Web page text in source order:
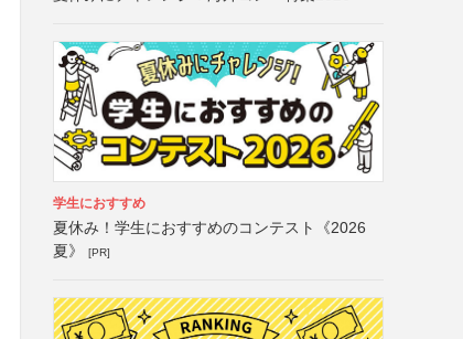
学生におすすめ
夏休み！学生におすすめのコンテスト《2026
夏》
[PR]